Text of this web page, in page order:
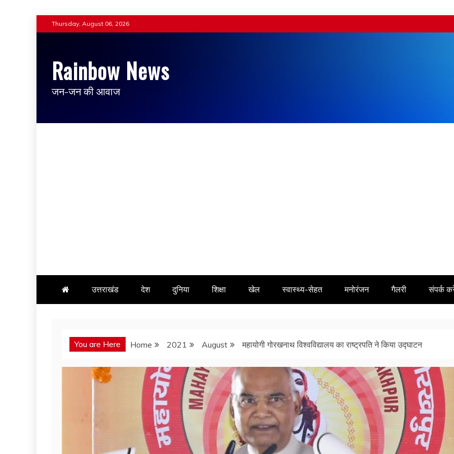
to
Thursday, August 06, 2026
Rainbow News
जन-जन की आवाज
उत्तराखंड देश दुनिया शिक्षा खेल स्वास्थ्य-सेहत मनोरंजन गैलरी संपर्क
You are Here Home 2021 August महायोगी गोरखनाथ विश्वविद्यालय का राष्ट्रपति ने किया उद्घाटन